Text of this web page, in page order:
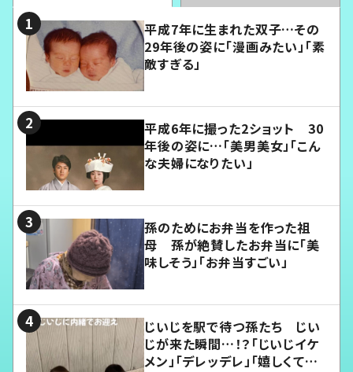
平成7年に生まれた双子…その
29年後の姿に「漫画みたい」「素
敵すぎる」
平成6年に撮った2ショット 30
年後の姿に…「美男美女」「こん
な夫婦になりたい」
孫のためにお弁当を作った祖
母 孫が絶賛したお弁当に「美
味しそう」「お弁当すごい」
じいじを駅で待つ孫たち じい
じが来た瞬間…！？「じいじイケ
メン」「デレッデレ」「嬉しくて可